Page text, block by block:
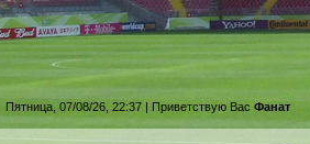
Пятница, 07/08/26, 22:37 | Приветствую Вас Фанат